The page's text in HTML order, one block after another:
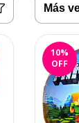
10%
OFF